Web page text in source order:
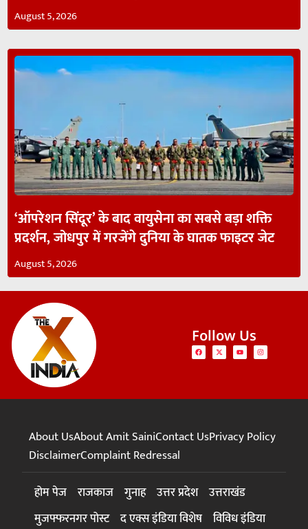
August 5, 2026
‘ऑपरेशन सिंदूर’ के बाद वायुसेना का सबसे बड़ा शक्ति
प्रदर्शन, जोधपुर में गरजेंगे दुनिया के घातक फाइटर जेट
August 5, 2026
Follow Us
About UsAbout Amit SainiContact UsPrivacy Policy
DisclaimerComplaint Redressal
होम पेज राजकाज गुनाह उत्तर प्रदेश उत्तराखंड
मुजफ्फरनगर पोस्ट द एक्स इंडिया विशेष विविध इंडिया